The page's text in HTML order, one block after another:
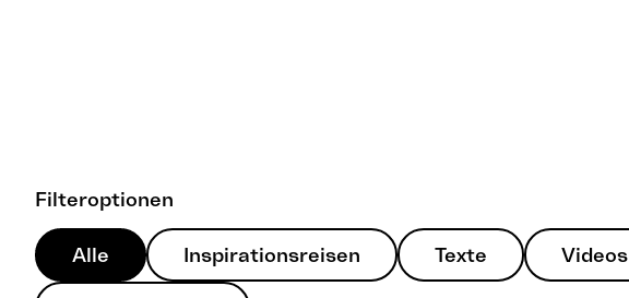
Filteroptionen
Alle Inspirationsreisen Texte Videos